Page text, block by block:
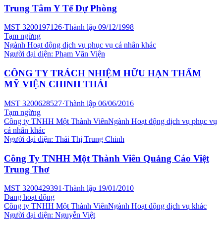
Trung Tâm Y Tế Dự Phòng
MST 3200197126·Thành lập 09/12/1998
Tạm ngừng
Ngành Hoạt động dịch vụ phục vụ cá nhân khác
Người đại diện: Phạm Văn Viện
CÔNG TY TRÁCH NHIỆM HỮU HẠN THẨM
MỸ VIỆN CHINH THÁI
MST 3200628527·Thành lập 06/06/2016
Tạm ngừng
Công ty TNHH Một Thành ViênNgành Hoạt động dịch vụ phục vụ
cá nhân khác
Người đại diện: Thái Thị Trung Chinh
Công Ty TNHH Một Thành Viên Quảng Cáo Việt
Trung Thơ
MST 3200429391 ·Thành lập 19/01/2010
Đang hoạt động
Công ty TNHH Một Thành ViênNgành Hoạt động dịch vụ khác
Người đại diện: Nguyễn Việt